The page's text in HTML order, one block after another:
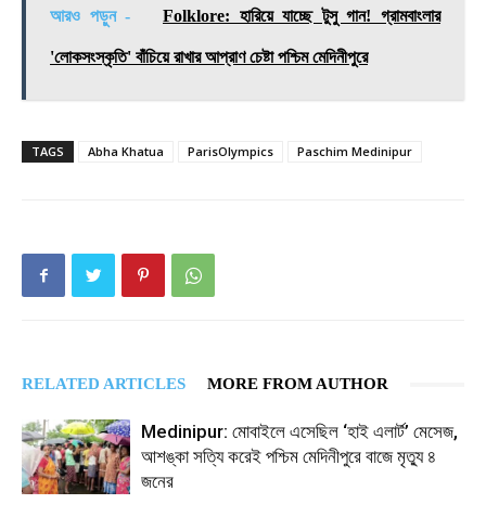
আরও পড়ুন - Folklore: হারিয়ে যাচ্ছে টুসু গান! গ্রামবাংলার
'লোকসংস্কৃতি' বাঁচিয়ে রাখার আপ্রাণ চেষ্টা পশ্চিম মেদিনীপুরে
TAGS Abha Khatua ParisOlympics Paschim Medinipur
RELATED ARTICLES MORE FROM AUTHOR
Medinipur: মোবাইলে এসেছিল ‘হাই এলার্ট’ মেসেজ,
আশঙ্কা সত্যি করেই পশ্চিম মেদিনীপুরে বাজে মৃত্যু ৪
জনের